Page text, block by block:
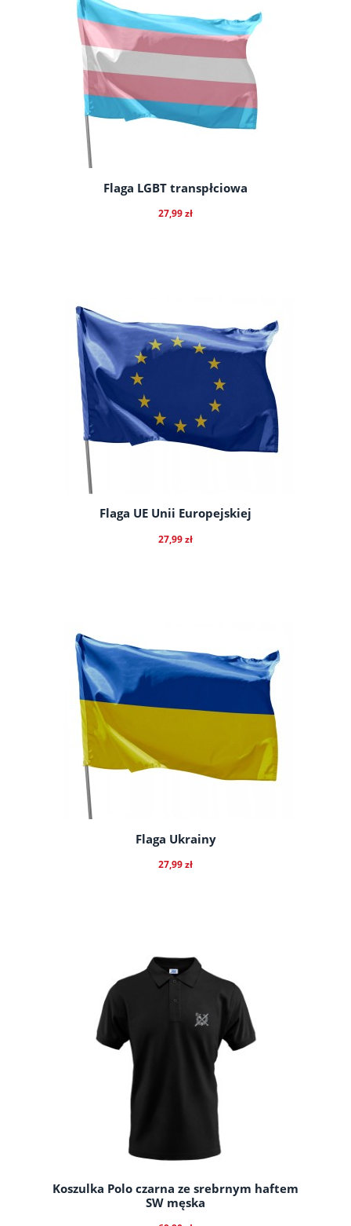
Flaga LGBT transpłciowa
27,99 zł
Flaga UE Unii Europejskiej
27,99 zł
Flaga Ukrainy
27,99 zł
do koszyka
Koszulka Polo czarna ze srebrnym haftem
SW męska